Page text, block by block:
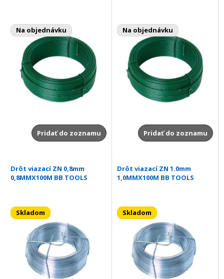
Na objednávku
Pridať do zoznamu
Na objednávku
Pridať do zoznamu
Drôt viazací ZN 0,8mm
0,8MMX100M BB TOOLS
Skladom
Drôt viazací ZN 1.0mm
1,0MMX100M BB TOOLS
Skladom